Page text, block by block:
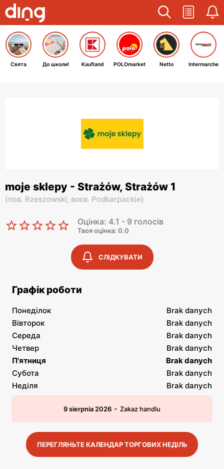
Свята До школи! Kaufland POLOmarket Netto Intermarche
moje sklepy - Strażów, Strażów 1
(пов. Rzeszowski, воєв. Podkarpackie)
Оцінка: 4.1 - 9 голосів
Твоя оцінка: 0.0
СЛІДКУВАТИ
Графік роботи
Понеділок
Brak danych
Вівторок
Brak danych
Середа
Brak danych
Четвер
Brak danych
П'ятниця
Brak danych
Субота
Brak danych
Неділя
Brak danych
9 sierpnia 2026 - Zakaz handlu
ПЕРЕГЛЯНЬТЕ КАЛЕНДАР ТОРГОВИХ НЕДІЛЬ